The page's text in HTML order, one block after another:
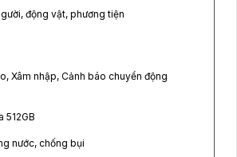
động vật, phương tiện
Xâm nhập, Cảnh báo chuyển động
512GB
nước, chống bụi